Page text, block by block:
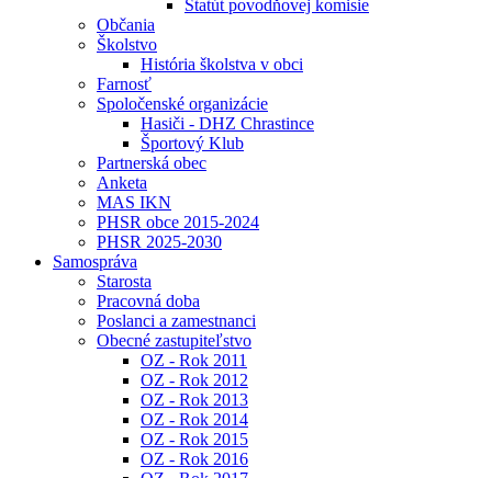
Štatút povodňovej komisie
Občania
Školstvo
História školstva v obci
Farnosť
Spoločenské organizácie
Hasiči - DHZ Chrastince
Športový Klub
Partnerská obec
Anketa
MAS IKN
PHSR obce 2015-2024
PHSR 2025-2030
Samospráva
Starosta
Pracovná doba
Poslanci a zamestnanci
Obecné zastupiteľstvo
OZ - Rok 2011
OZ - Rok 2012
OZ - Rok 2013
OZ - Rok 2014
OZ - Rok 2015
OZ - Rok 2016